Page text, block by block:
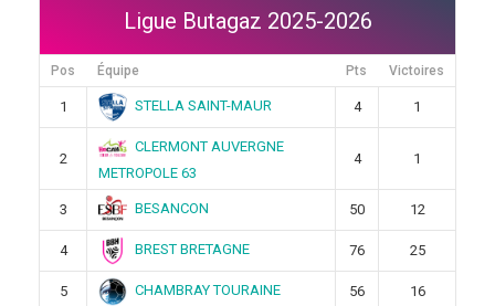
Ligue Butagaz 2025-2026
Pos Équipe Pts Victoires
1 STELLA SAINT-MAUR 4 1
2
CLERMONT AUVERGNE
METROPOLE 63
4 1
3 BESANCON 50 12
4 BREST BRETAGNE 76 25
5 CHAMBRAY TOURAINE 56 16